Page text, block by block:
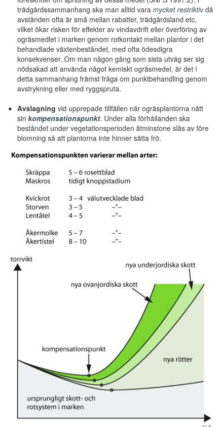
trädgårdssammanhang ska man alltid vara mycket restriktivdå
avstånden ofta är små mellan rabatter, trädgårdsland etc,
vilket ökar risken för effekter av vindavdrift eller överföring av
ogräsmedlet i marken genom rotkontakt mellan plantor i det
behandlade växtenbeståndet, med ofta ödesdigra
konsekvenser. Om man någon gång som sista utväg ser sig
nödsakad att använda något kemiskt ogräsmedel, är det i
detta sammanhang främst fråga om punktbehandling genom
avstrykning eller med ryggspruta.
Avslagning vid upprepade tillfällen när ogräsplantorna nått
sin kompensationspunkt. Under alla förhållanden ska
beståndet under vegetationsperioden åtminstone slås av före
blomning så att plantorna inte hinner sätta frö.